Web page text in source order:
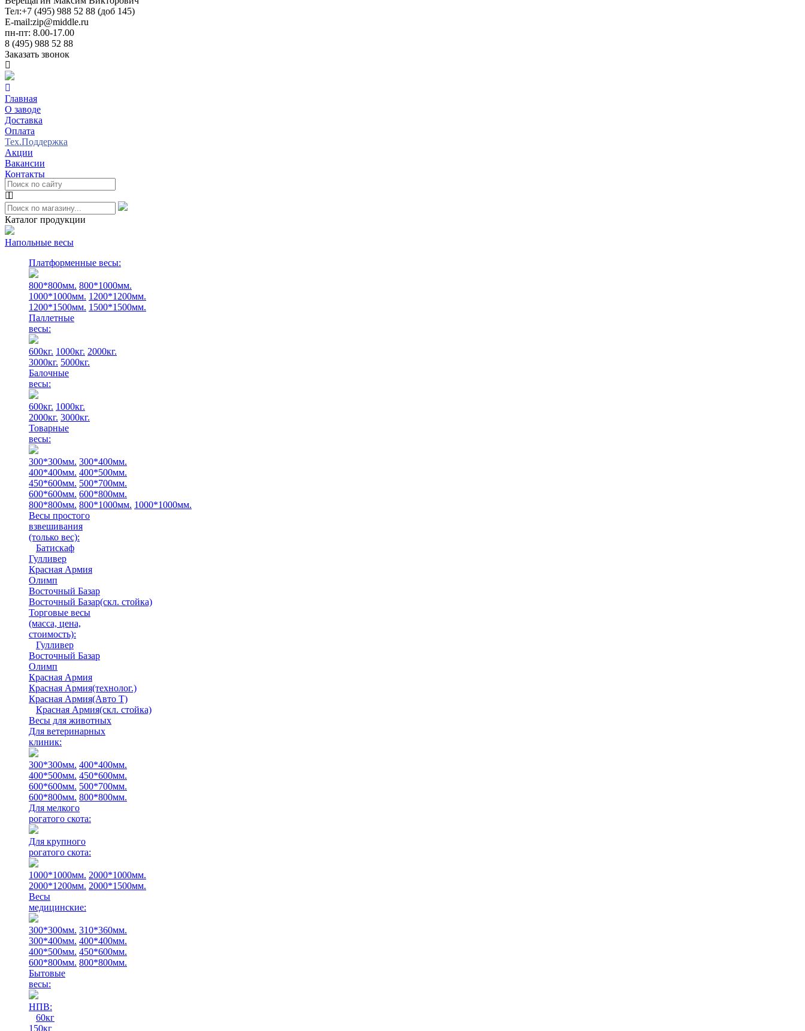
Тел:+7 (495) 988 52 88 (доб 145)
E-mail:zip@middle.ru
пн-пт: 8.00-17.00
8 (495) 988 52 88
Заказать звонок
Главная
О заводе
Доставка
Оплата
Тех.Поддержка
Акции
Вакансии
Контакты
Каталог продукции
Напольные весы
Платформенные весы:
800*800мм. 800*1000мм.
1000*1000мм. 1200*1200мм.
1200*1500мм. 1500*1500мм.
Паллетные
весы:
600кг. 1000кг. 2000кг.
3000кг. 5000кг.
Балочные
весы:
600кг. 1000кг.
2000кг. 3000кг.
Товарные
весы:
300*300мм. 300*400мм.
400*400мм. 400*500мм.
450*600мм. 500*700мм.
600*600мм. 600*800мм.
800*800мм. 800*1000мм. 1000*1000мм.
Весы простого
взвешивания
(только вес):
Батискаф
Гулливер
Красная Армия
Олимп
Восточный Базар
Восточный Базар(скл. стойка)
Торговые весы
(масса, цена,
стоимость):
Гулливер
Восточный Базар
Олимп
Красная Армия
Красная Армия(технолог.)
Красная Армия(Авто Т)
Красная Армия(скл. стойка)
Весы для животных
Для ветеринарных
клиник:
300*300мм. 400*400мм.
400*500мм. 450*600мм.
600*600мм. 500*700мм.
600*800мм. 800*800мм.
Для мелкого
рогатого скота:
Для крупного
рогатого скота:
1000*1000мм. 2000*1000мм.
2000*1200мм. 2000*1500мм.
Весы
медицинские:
300*300мм. 310*360мм.
300*400мм. 400*400мм.
400*500мм. 450*600мм.
600*800мм. 800*800мм.
Бытовые
весы:
НПВ:
60кг
150кг